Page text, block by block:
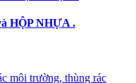
HỘP NHỰA .